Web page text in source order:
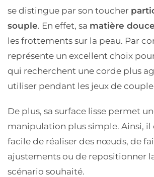
se distingue par son toucher
souple. En effet, sa matière douce
les frottements sur la peau. Par
représente un excellent choix
qui recherchent une corde plus
utiliser pendant les jeux de
De plus, sa surface lisse permet
manipulation plus simple. Ainsi, il
facile de réaliser des nœuds, de
ajustements ou de repositionner
scénario souhaité.